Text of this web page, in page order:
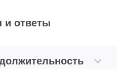
и ответы